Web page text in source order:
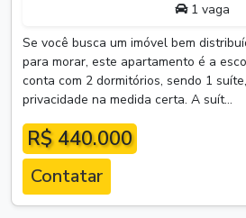
1 vaga
Se você busca um imóvel bem
para morar, este apartamento é a
conta com 2 dormitórios, sendo 1
privacidade na medida certa. A suít...
R$ 440.000
Contatar